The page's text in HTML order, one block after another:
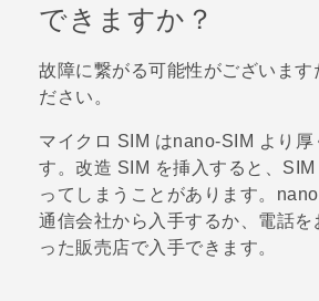
Login
できますか？
故障に繋がる可能性がございます
ださい。
マイクロ SIM はnano-SIM より厚
す。改造 SIM を挿入すると、SIM
ってしまうことがあります。
通信会社から入手するか、電話を
った販売店で入手できます。